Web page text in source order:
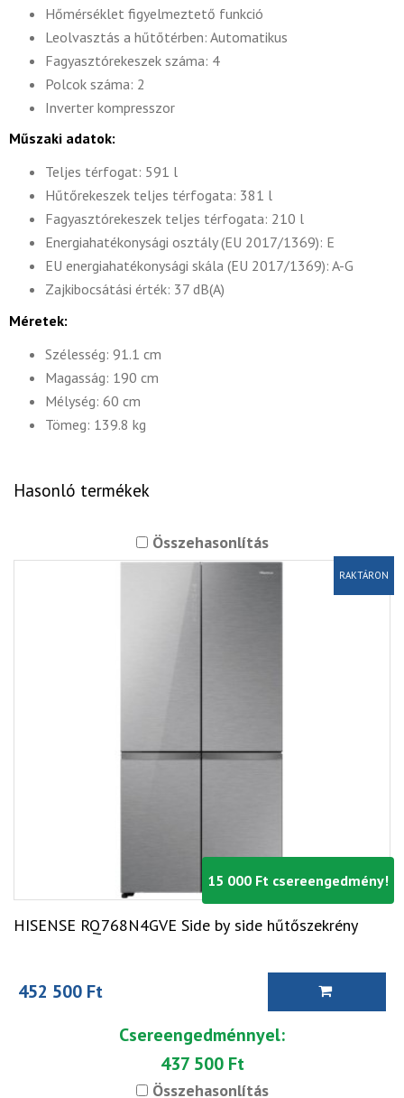
Hőmérséklet figyelmeztető funkció
Leolvasztás a hűtőtérben: Automatikus
Fagyasztórekeszek száma: 4
Polcok száma: 2
Inverter kompresszor
Műszaki adatok:
Teljes térfogat: 591 l
Hűtőrekeszek teljes térfogata: 381 l
Fagyasztórekeszek teljes térfogata: 210 l
Energiahatékonysági osztály (EU 2017/1369): E
EU energiahatékonysági skála (EU 2017/1369): A-G
Zajkibocsátási érték: 37 dB(A)
Méretek:
Szélesség: 91.1 cm
Magasság: 190 cm
Mélység: 60 cm
Tömeg: 139.8 kg
Hasonló termékek
Összehasonlítás
15 000 Ft csereengedmény!
RAKTÁRON
HISENSE RQ768N4GVE Side by side hűtőszekrény
452 500 Ft
Csereengedménnyel:
437 500 Ft
Összehasonlítás